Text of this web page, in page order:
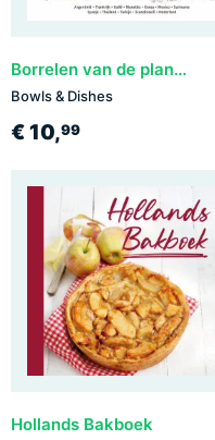
Borrelen van de plank - in 12 heerlijke landen
Bowls & Dishes
€ 10,99
Hollands Bakboek